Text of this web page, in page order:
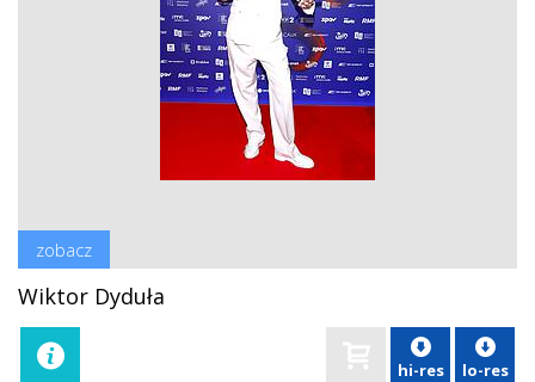
zobacz
Wiktor Dyduła
hi-res lo-res